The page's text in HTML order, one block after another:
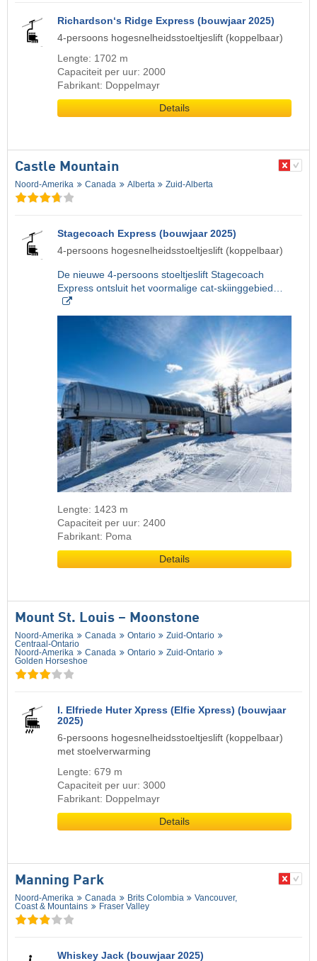
Richardson‘s Ridge Express (bouwjaar 2025)
4-persoons hogesnelheidsstoeltjeslift (koppelbaar)
Lengte: 1702 m
Capaciteit per uur: 2000
Fabrikant: Doppelmayr
Details
Castle Mountain
Noord-Amerika Canada Alberta Zuid-Alberta
Stagecoach Express (bouwjaar 2025)
4-persoons hogesnelheidsstoeltjeslift (koppelbaar)
De nieuwe 4-persoons stoeltjeslift Stagecoach
Express ontsluit het voormalige cat-skiinggebied…
Lengte: 1423 m
Capaciteit per uur: 2400
Fabrikant: Poma
Details
Mount St. Louis – Moonstone
Noord-Amerika Canada Ontario
Zuid-Ontario
Centraal-Ontario
Noord-Amerika
Canada Ontario
Zuid-Ontario
Golden Horseshoe
I. Elfriede Huter Xpress (Elfie Xpress) (bouwjaar
2025)
6-persoons hogesnelheidsstoeltjeslift (koppelbaar)
met stoelverwarming
Lengte: 679 m
Capaciteit per uur: 3000
Fabrikant: Doppelmayr
Details
Manning Park
Noord-Amerika Canada Brits Colombia
Vancouver,
Coast & Mountains
Fraser Valley
Whiskey Jack (bouwjaar 2025)